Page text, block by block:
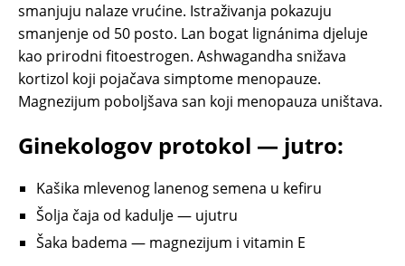
smanjuju nalaze vrućine. Istraživanja pokazuju
smanjenje od 50 posto. Lan bogat lignánima djeluje
kao prirodni fitoestrogen. Ashwagandha snižava
kortizol koji pojačava simptome menopauze.
Magnezijum poboljšava san koji menopauza uništava.
Ginekologov protokol — jutro:
Kašika mlevenog lanenog semena u kefiru
Šolja čaja od kadulje — ujutru
Šaka badema — magnezijum i vitamin E